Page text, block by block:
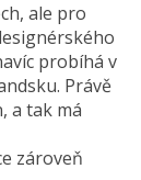
ale pro
probíhá v
Právě
a tak má
zároveň